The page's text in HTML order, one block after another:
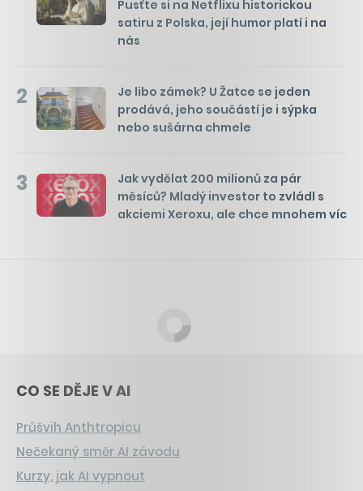
Pusťte si na Netflixu historickou
satiru z Polska, její humor platí i na
nás
2
Je libo zámek? U Žatce se jeden
prodává, jeho součástí je i sýpka
nebo sušárna chmele
3
Jak vydělat 200 milionů za pár
měsíců? Mladý investor to zvládl s
akciemi Xeroxu, ale chce mnohem víc
CO SE DĚJE V AI
Průšvih Anthtropicu
Nečekaný směr AI závodu
Kurzy, jak AI vypnout